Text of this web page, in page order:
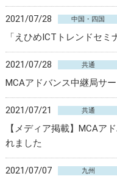
2021/07/28 中国・四国
「えひめICTトレンドセ
2021/07/28 共通
MCAアドバンス中継局サ
2021/07/21 共通
【メディア掲載】MCAア
れました
2021/07/07 九州